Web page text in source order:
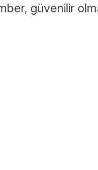
güvenilir